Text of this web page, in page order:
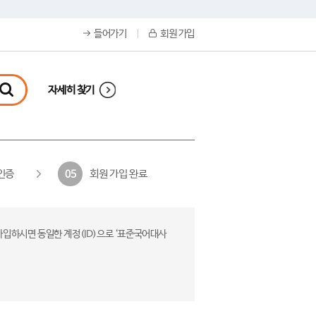
들어가기 회원 가입
자세히 찾기
증 05 회원 가입 완료
하시면 동일한 계정(ID)으로 ‘표준국어대사